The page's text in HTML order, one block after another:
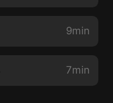
9min
7min